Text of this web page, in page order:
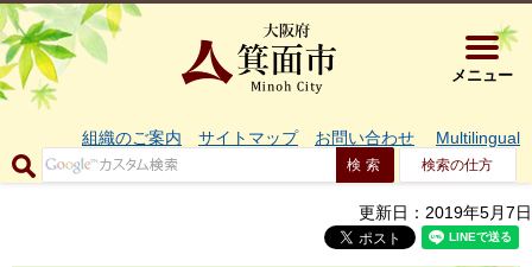
大阪府箕
メニュー
組織のご案内 サイトマップ お問い合わせ Multilingual
検索の仕方
更新日：2019年5月7日